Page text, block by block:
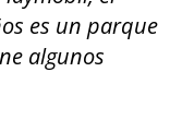
es un parque
algunos